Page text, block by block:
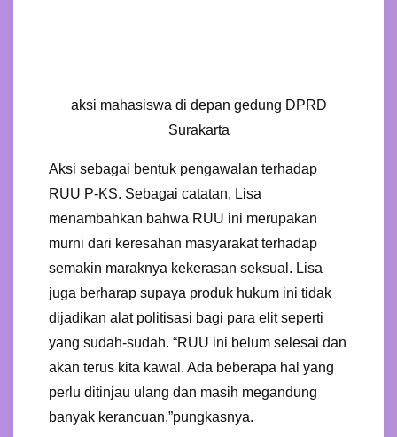
aksi mahasiswa di depan gedung DPRD
Surakarta
Aksi sebagai bentuk pengawalan terhadap
RUU P-KS. Sebagai catatan, Lisa
menambahkan bahwa RUU ini merupakan
murni dari keresahan masyarakat terhadap
semakin maraknya kekerasan seksual. Lisa
juga berharap supaya produk hukum ini tidak
dijadikan alat politisasi bagi para elit seperti
yang sudah-sudah. “RUU ini belum selesai dan
akan terus kita kawal. Ada beberapa hal yang
perlu ditinjau ulang dan masih megandung
banyak kerancuan,”pungkasnya.